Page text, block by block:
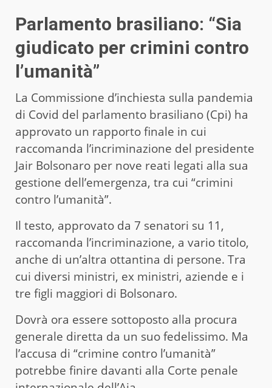
Parlamento brasiliano: “Sia
giudicato per crimini contro
l’umanità”
La Commissione d’inchiesta sulla pandemia
di Covid del parlamento brasiliano (Cpi) ha
approvato un rapporto finale in cui
raccomanda l’incriminazione del presidente
Jair Bolsonaro per nove reati legati alla sua
gestione dell’emergenza, tra cui “crimini
contro l’umanità”.
Il testo, approvato da 7 senatori su 11,
raccomanda l’incriminazione, a vario titolo,
anche di un’altra ottantina di persone. Tra
cui diversi ministri, ex ministri, aziende e i
tre figli maggiori di Bolsonaro.
Dovrà ora essere sottoposto alla procura
generale diretta da un suo fedelissimo. Ma
l’accusa di “crimine contro l’umanità”
potrebbe finire davanti alla Corte penale